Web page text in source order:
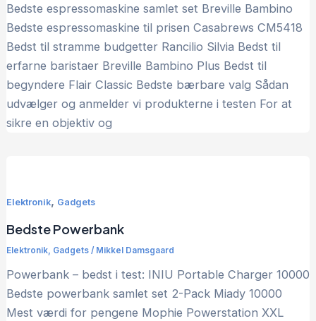
Bedste espressomaskine samlet set Breville Bambino
Bedste espressomaskine til prisen Casabrews CM5418
Bedst til stramme budgetter Rancilio Silvia Bedst til
erfarne baristaer Breville Bambino Plus Bedst til
begyndere Flair Classic Bedste bærbare valg Sådan
udvælger og anmelder vi produkterne i testen For at
sikre en objektiv og
Elektronik, Gadgets
Bedste Powerbank
Elektronik, Gadgets/ Mikkel Damsgaard
Powerbank – bedst i test: INIU Portable Charger 10000
Bedste powerbank samlet set 2-Pack Miady 10000
Mest værdi for pengene Mophie Powerstation XXL